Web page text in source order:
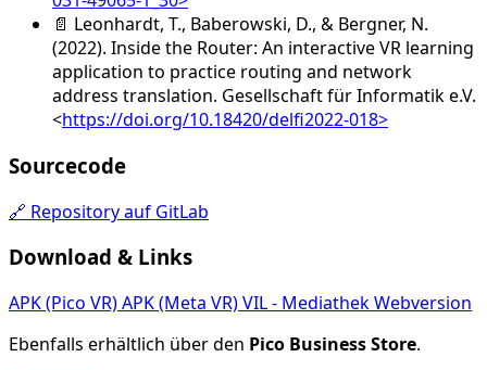
📄 Leonhardt, T., Baberowski, D., & Bergner, N.
(2022). Inside the Router: An interactive VR learning
application to practice routing and network
address translation. Gesellschaft für Informatik e.V.
<https://doi.org/10.18420/delfi2022-018>
Sourcecode
🔗 Repository auf GitLab
Download & Links
APK (Pico VR)APK (Meta VR)VIL - MediathekWebversion
Ebenfalls erhältlich über den Pico Business Store.